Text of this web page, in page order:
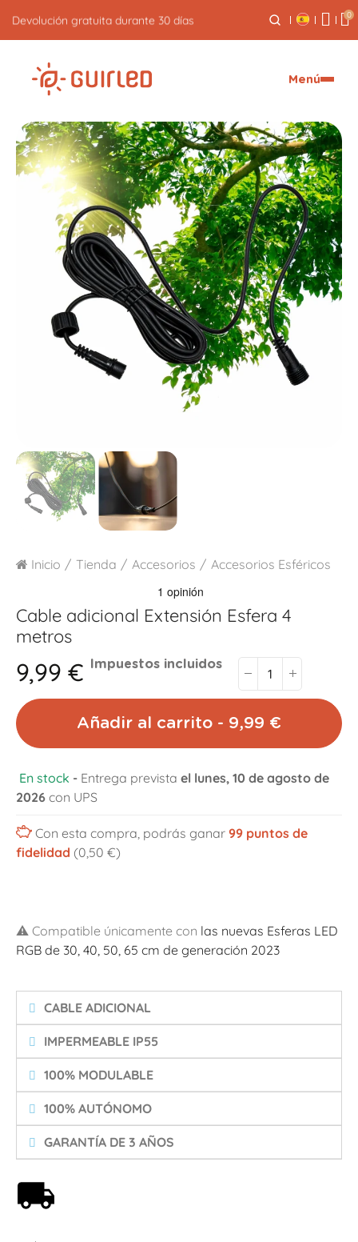
Devolución gratuita durante 30 días 0
Menú
Inicio Tienda Accesorios Accesorios Esféricos
Cable adicional Extensión Esfera 4
metros
9,99 € Impuestos incluidos
Añadir al carrito - 9,99 €
En stock - Entrega prevista el lunes, 10 de agosto de
2026 con UPS
Con esta compra, podrás ganar 99puntos de
fidelidad (0,50 €)
⚠️ Compatible únicamente con las nuevas Esferas LED
RGB de 30, 40, 50, 65 cm de generación 2023
CABLE ADICIONAL
IMPERMEABLE IP55
100% MODULABLE
100% AUTÓNOMO
GARANTÍA DE 3 AÑOS